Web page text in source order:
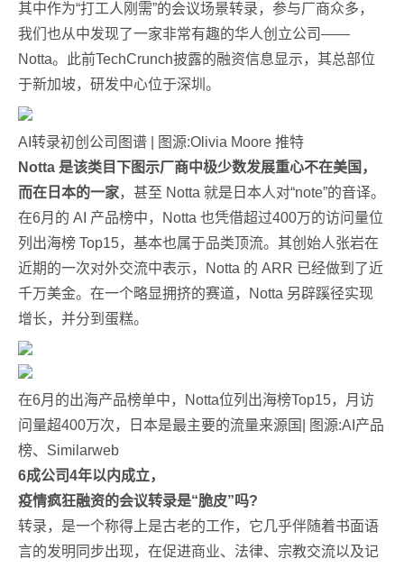
其中作为“打工人刚需”的会议场景转录，参与厂商众多，
我们也从中发现了一家非常有趣的华人创立公司——
Notta。此前TechCrunch披露的融资信息显示，其总部位
于新加坡，研发中心位于深圳。
AI转录初创公司图谱 | 图源:Olivia Moore 推特
Notta 是该类目下图示厂商中极少数发展重心不在美国，
而在日本的一家，甚至 Notta 就是日本人对“note”的音译。
在6月的 AI 产品榜中，Notta 也凭借超过400万的访问量位
列出海榜 Top15，基本也属于品类顶流。其创始人张岩在
近期的一次对外交流中表示，Notta 的 ARR 已经做到了近
千万美金。在一个略显拥挤的赛道，Notta 另辟蹊径实现
增长，并分到蛋糕。
在6月的出海产品榜单中，Notta位列出海榜Top15，月访
问量超400万次，日本是最主要的流量来源国| 图源:AI产品
榜、Similarweb
6成公司4年以内成立，
疫情疯狂融资的会议转录是“脆皮”吗?
转录，是一个称得上是古老的工作，它几乎伴随着书面语
言的发明同步出现，在促进商业、法律、宗教交流以及记